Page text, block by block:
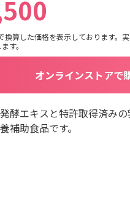
算した価格を表示しております。
す。
オンラインストアで
酵エキスと特許取得済み
補助食品です。